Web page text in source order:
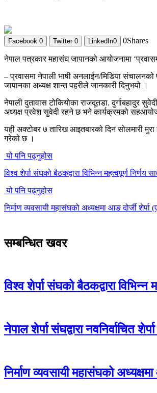
Facebook 0 Twitter 0 LinkedIn0 0Shares
नेपाल पत्रकार महासंघ जापानको आयोजनामा
– प्रवासमा नेपाली भाषी अनलाईन/मिडिया
जापानका अध्यक्ष शान्त पहरीले जानकारी दिनुभयो ।
नेपाली दुतावास टोकियोका राजदूतडा.
अध्यक्ष प्रवेश सुवेदी रहने छ भने कार्यक्रमको
यही अक्टोबर ७ तारिख आइतबारको दिन सोलमारी
गरेको छ ।
यो पनि पढ्नुहोस
विश्व शेर्पा संघको बैठकद्वारा विभिन्न महत्वपूर्ण निर्णय
यो पनि पढ्नुहोस
निर्माण व्यवसायी महासंघको अध्यक्षमा आङ दोर्जी शेर्पा
सम्बन्धित खवर
विश्व शेर्पा संघको बैठकद्वारा विभिन्न
नेपाल शेर्पा संघद्वारा नवनिर्वाचित
निर्माण व्यवसायी महासंघको अध्यक्षमा